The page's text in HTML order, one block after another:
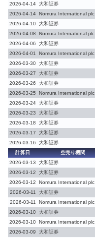
2026-04-14 大和証券
2026-04-14 Nomura International plc
2026-04-10 大和証券
2026-04-08
Nomura International plc
2026-04-06
大和証券
2026-04-01
Nomura International plc
2026-03-30 大和証券
2026-03-27
大和証券
2026-03-26
大和証券
2026-03-25
Nomura International plc
2026-03-24 大和証券
2026-03-23
大和証券
2026-03-18
大和証券
2026-03-17
大和証券
2026-03-16
大和証券
計算日
空売り機関
2026-03-13
大和証券
2026-03-12
大和証券
2026-03-12
Nomura International plc
2026-03-11
大和証券
2026-03-11
Nomura International plc
2026-03-10 大和証券
2026-03-10 Nomura International plc
2026-03-09
大和証券